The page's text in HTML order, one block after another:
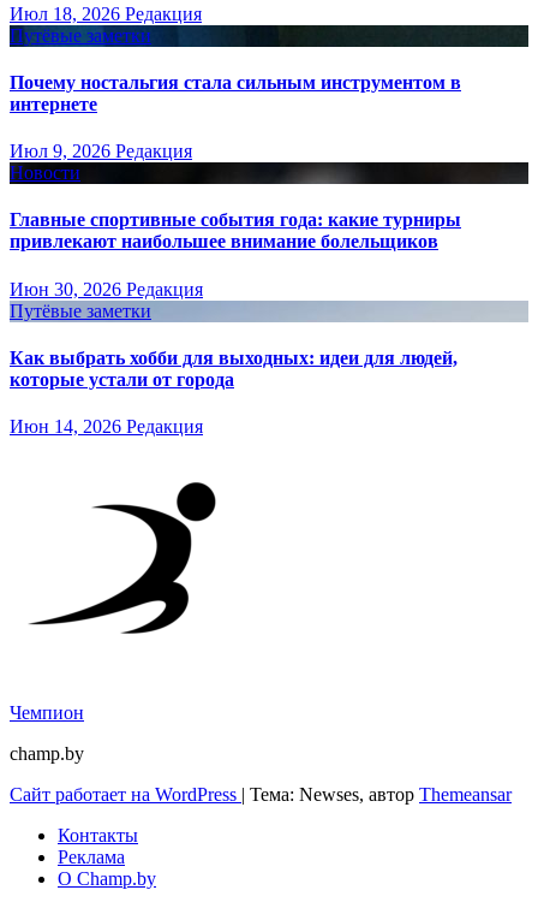
Июл 18, 2026 Редакция
Путёвые заметки
Почему ностальгия стала сильным инструментом в
интернете
Июл 9, 2026 Редакция
Новости
Главные спортивные события года: какие турниры
привлекают наибольшее внимание болельщиков
Июн 30, 2026 Редакция
Путёвые заметки
Как выбрать хобби для выходных: идеи для людей,
которые устали от города
Июн 14, 2026 Редакция
Чемпион
champ.by
Сайт работает на WordPress | Тема: Newses, автор Themeansar
Контакты
Реклама
О Champ.by